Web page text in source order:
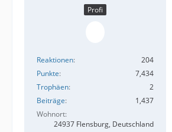
Profi
Reaktionen
204
Punkte
7,434
Trophäen
2
Beiträge
1,437
Wohnort
24937 Flensburg, Deutschland